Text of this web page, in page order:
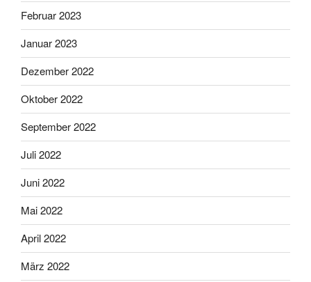
Februar 2023
Januar 2023
Dezember 2022
Oktober 2022
September 2022
Juli 2022
Juni 2022
Mai 2022
April 2022
März 2022